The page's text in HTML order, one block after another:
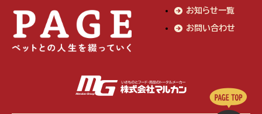
お知らせ一覧
お問い合わせ